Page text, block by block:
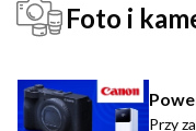
Foto i
Przy